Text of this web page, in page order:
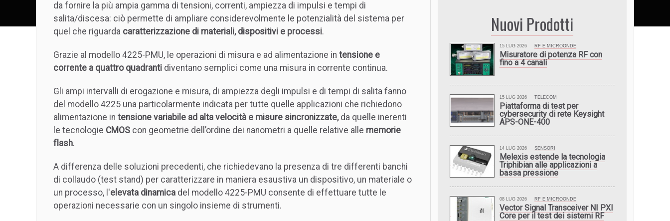
da fornire la più ampia gamma di tensioni, correnti, ampiezza di impulsi e tempi di
salita/discesa: ciò permette di ampliare considerevolmente le potenzialità del sistema per
quel che riguarda caratterizzazione di materiali, dispositivi e processi.
Grazie al modello 4225-PMU, le operazioni di misura e ad alimentazione in tensione e
corrente a quattro quadranti diventano semplici come una misura in corrente continua.
Gli ampi intervalli di erogazione e misura, di ampiezza degli impulsi e di tempi di salita fanno
del modello 4225 una particolarmente indicata per tutte quelle applicazioni che richiedono
alimentazione in tensione variabile ad alta velocità e misure sincronizzate,da quelle inerenti
le tecnologie CMOS con geometrie dell’ordine dei nanometri a quelle relative alle memorie
flash.
A differenza delle soluzioni precedenti, che richiedevano la presenza di tre differenti banchi
di collaudo (test stand) per caratterizzare in maniera esaustiva un dispositivo, un materiale o
un processo, l'elevata dinamica del modello 4225-PMU consente di effettuare tutte le
operazioni necessarie con un singolo insieme di strumenti.
Nuovi Prodotti
15 LUG 2026 RF E MICROONDE
Misuratore di potenza RF con
fino a 4 canali
15 LUG 2026 TELECOM
Piattaforma di test per
cybersecurity di rete Keysight
APS-ONE-400
14 LUG 2026 SENSORI
Melexis estende la tecnologia
Triphibian alle applicazioni a
bassa pressione
08 LUG 2026 RF E MICROONDE
Vector Signal Transceiver NI PXI
Core per il test dei sistemi RF